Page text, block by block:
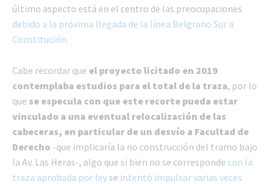
último aspecto está en el centro de las preocupaciones
debido a la próxima llegada de la línea Belgrano Sur a
Constitución.
Cabe recordar que el proyecto licitado en 2019
contemplaba estudios para el total de la traza, por lo
que se especula con que este recorte pueda estar
vinculado a una eventual relocalización de las
cabeceras, en particular de un desvío a Facultad de
Derecho -que implicaría la no construcción del tramo bajo
la Av. Las Heras-, algo que si bien no se corresponde con la
traza aprobada por leyse intentó impulsar varias veces